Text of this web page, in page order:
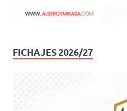
FICHAJES 2026/27